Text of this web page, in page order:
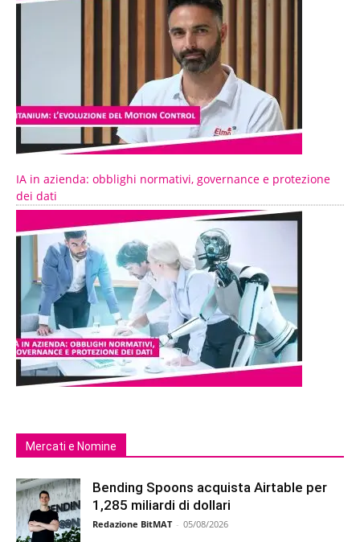
IA in azienda: obblighi normativi, governance e protezione
dei dati
Mercati e Nomine
Bending Spoons acquista Airtable per
1,285 miliardi di dollari
Redazione BitMAT - 05/08/2026